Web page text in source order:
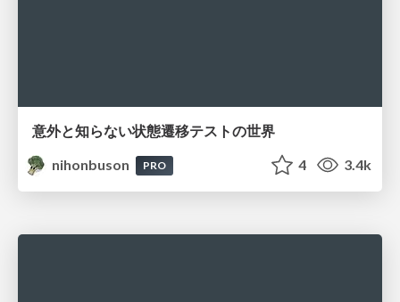
意外と知らない状態遷移テストの世界
nihonbuson
PRO 4 3.4k